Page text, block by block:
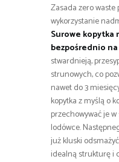
Zasada zero
wykorzystanie
Surowe kopytka
bezpośrednio
stwardnieją,
strunowych, co
nawet do 3
kopytka z myślą o
przechowywać je
lodówce.
już kluski
idealną strukturę i